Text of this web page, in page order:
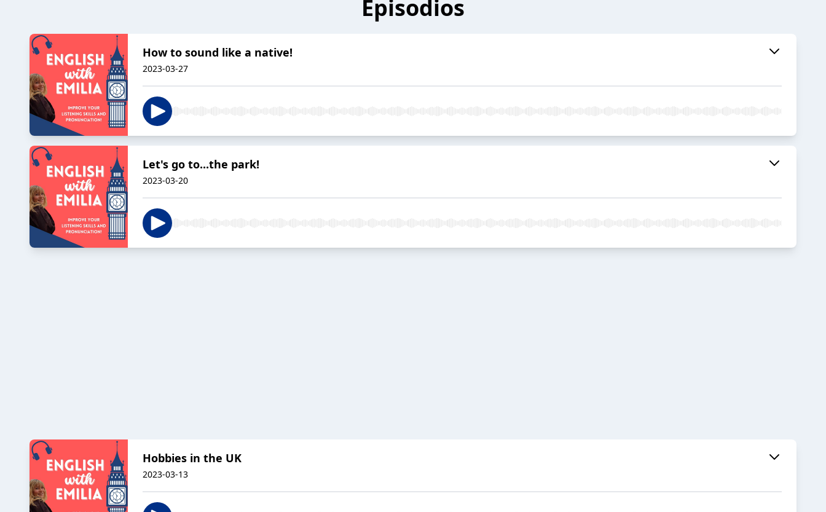
Episodios
How to sound like a native!
2023-03-27
Let's go to...the park!
2023-03-20
Hobbies in the UK
2023-03-13